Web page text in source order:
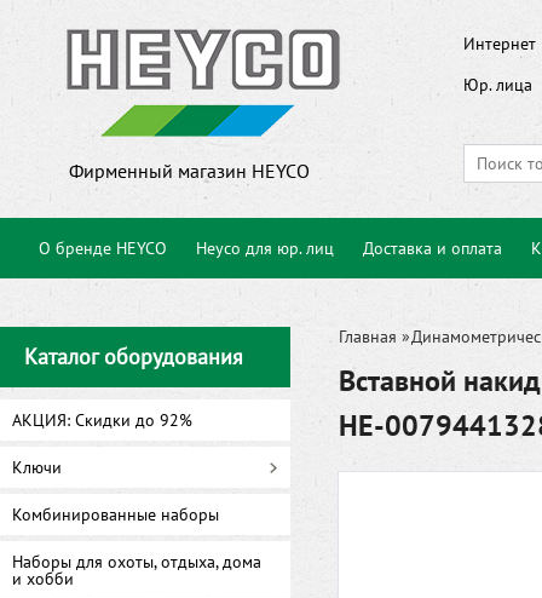
Фирменный магазин HEYCO
Интернет
Юр. лица
О бренде HEYCO Heyco для юр. лиц Доставка и оплата
Каталог оборудования
АКЦИЯ: Скидки до 92%
Ключи
Комбинированные наборы
Наборы для охоты, отдыха, дома
и хобби
Главная »
Вставной
HE-